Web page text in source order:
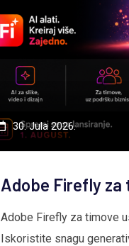
30. Jula 2026.
Adobe Firefly za
Adobe Firefly za timove
Iskoristite snagu